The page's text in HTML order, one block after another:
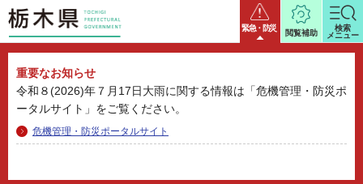
栃木県 緊急・防災
重要なお知らせ
令和８(2026)年７月17日大雨に関する情報は「危機管理・防災ポ
ータルサイト」をご覧ください。
危機管理・防災ポータルサイト
閲覧補助
検索
メニュー